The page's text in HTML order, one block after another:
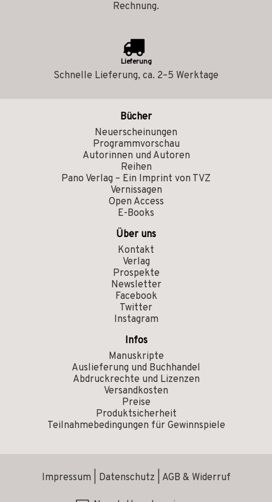
Rechnung.
Lieferung
Schnelle Lieferung, ca. 2–5 Werktage
Bücher
Neuerscheinungen
Programmvorschau
Autorinnen und Autoren
Reihen
Pano Verlag – Ein Imprint von TVZ
Vernissagen
Open Access
E-Books
Über uns
Kontakt
Verlag
Prospekte
Newsletter
Facebook
Twitter
Instagram
Infos
Manuskripte
Auslieferung und Buchhandel
Abdruckrechte und Lizenzen
Versandkosten
Preise
Produktsicherheit
Teilnahmebedingungen für Gewinnspiele
Impressum Datenschutz AGB & Widerruf